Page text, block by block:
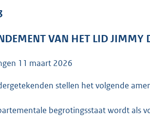
o
o
e
4
VAN HET LID JIMMY
11 maart 2026
stellen het volgende
begrotingsstaat wordt als